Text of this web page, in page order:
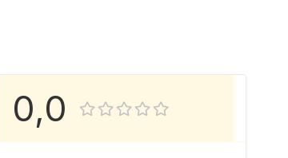
0,0